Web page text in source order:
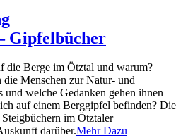
Gipfelbücher
die Berge im Ötztal und warum?
die Menschen zur Natur- und
und welche Gedanken gehen ihnen
auf einem Berggipfel befinden? Die
im Ötztaler
darüber.Mehr Dazu